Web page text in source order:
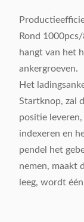
Rond
hangt van het
ankergroeven.
Het
Startknop, zal
positie
indexeren en
pendel het
nemen, maakt
leeg, wordt